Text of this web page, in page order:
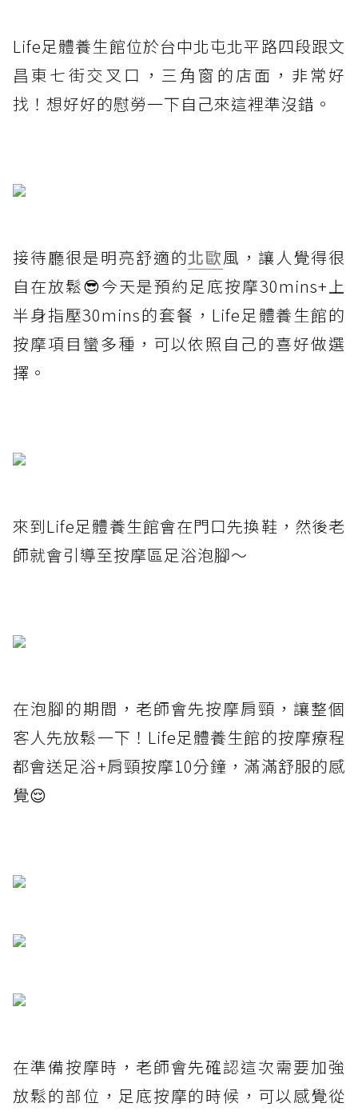
Life足體養生館位於台中北屯北平路四段跟文
昌東七街交叉口，三角窗的店面，非常好
找！想好好的慰勞一下自己來這裡準沒錯。
接待廳很是明亮舒適的北歐風，讓人覺得很
自在放鬆😎今天是預約足底按摩30mins+上
半身指壓30mins的套餐，Life足體養生館的
按摩項目蠻多種，可以依照自己的喜好做選
擇。
來到Life足體養生館會在門口先換鞋，然後老
師就會引導至按摩區足浴泡腳～
在泡腳的期間，老師會先按摩肩頸，讓整個
客人先放鬆一下！Life足體養生館的按摩療程
都會送足浴+肩頸按摩10分鐘，滿滿舒服的感
覺😌
在準備按摩時，老師會先確認這次需要加強
放鬆的部位，足底按摩的時候，可以感覺從